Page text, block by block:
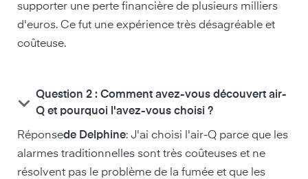
supporter une perte financière de plusieurs milliers
d'euros. Ce fut une expérience très désagréable et
coûteuse.
keyboard_arrow_down Question 2 : Comment avez-vous découvert air-
Q et pourquoi l'avez-vous choisi ?
‍Réponsede Delphine: J'ai choisi l'air-Q parce que les
alarmes traditionnelles sont très coûteuses et ne
résolvent pas le problème de la fumée et que les